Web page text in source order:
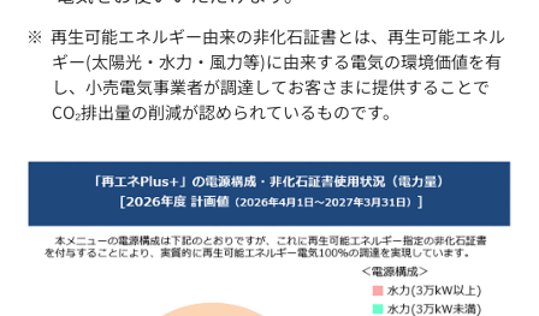
再生可能エネルギー由来の非化石証書とは、再生可能エネル
ギー(太陽光・水力・風力等)に由来する電気の環境価値を有
し、小売電気事業者が調達してお客さまに提供することで
CO₂排出量の削減が認められているものです。